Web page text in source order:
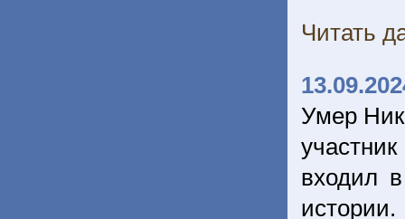
Читать
Умер
входил